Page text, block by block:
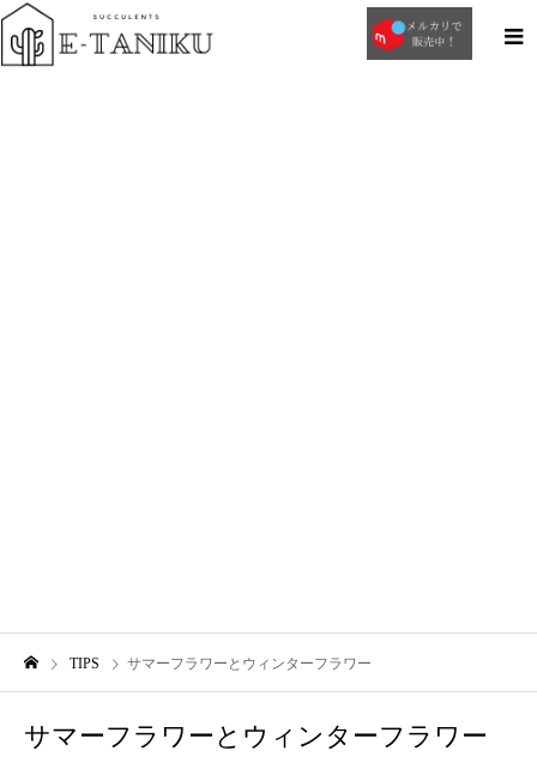
TIPS サマーフラワーとウィンターフラワー
サマーフラワーとウィンターフラワー